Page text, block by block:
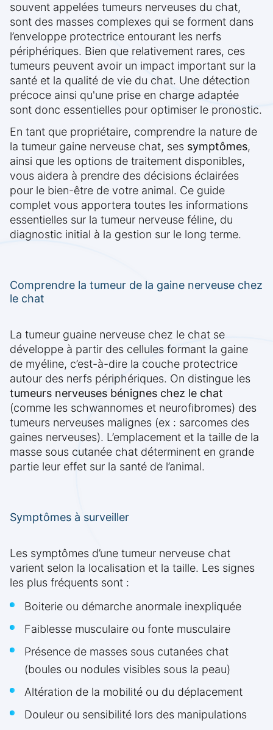
souvent appelées tumeurs nerveuses du chat,
sont des masses complexes qui se forment dans
l’enveloppe protectrice entourant les nerfs
périphériques. Bien que relativement rares, ces
tumeurs peuvent avoir un impact important sur la
santé et la qualité de vie du chat. Une détection
précoce ainsi qu'une prise en charge adaptée
sont donc essentielles pour optimiser le pronostic.
En tant que propriétaire, comprendre la nature de
la tumeur gaine nerveuse chat, ses symptômes,
ainsi que les options de traitement disponibles,
vous aidera à prendre des décisions éclairées
pour le bien-être de votre animal. Ce guide
complet vous apportera toutes les informations
essentielles sur la tumeur nerveuse féline, du
diagnostic initial à la gestion sur le long terme.
Comprendre la tumeur de la gaine nerveuse chez
le chat
La tumeur guaine nerveuse chez le chat se
développe à partir des cellules formant la gaine
de myéline, c’est-à-dire la couche protectrice
autour des nerfs périphériques. On distingue les
tumeurs nerveuses bénignes chez le chat
(comme les schwannomes et neurofibromes) des
tumeurs nerveuses malignes (ex : sarcomes des
gaines nerveuses). L’emplacement et la taille de la
masse sous cutanée chat déterminent en grande
partie leur effet sur la santé de l’animal.
Symptômes à surveiller
Les symptômes d’une tumeur nerveuse chat
varient selon la localisation et la taille. Les signes
les plus fréquents sont :
Boiterie ou démarche anormale inexpliquée
Faiblesse musculaire ou fonte musculaire
Présence de masses sous cutanées chat
(boules ou nodules visibles sous la peau)
Altération de la mobilité ou du déplacement
Douleur ou sensibilité lors des manipulations